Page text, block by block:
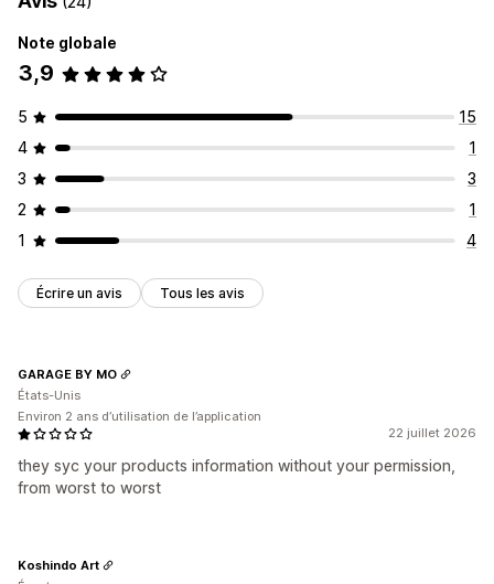
Note globale
3,9
5
15
4
1
3
3
2
1
1
4
Écrire un avis Tous les avis
22 juillet 2026
they syc your products information without your permission,
from worst to worst
GARAGE BY MO
États-Unis
Environ 2 ans d’utilisation de l’application
Koshindo Art